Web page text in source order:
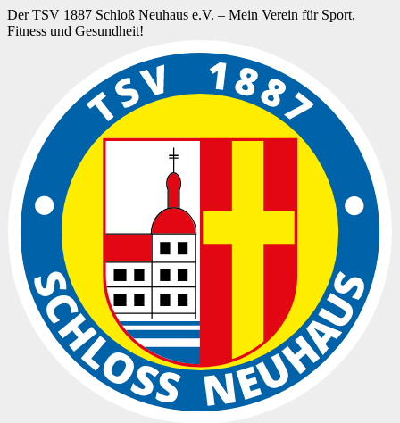
Der TSV 1887 Schloß Neuhaus e.V. – Mein Verein für Sport,
Fitness und Gesundheit!